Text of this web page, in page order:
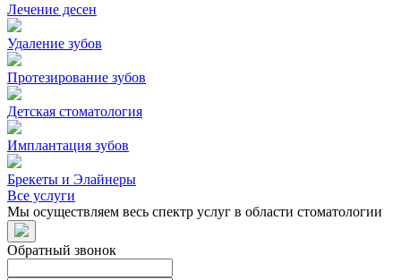
Лечение десен
Удаление зубов
Протезирование зубов
Детская стоматология
Имплантация зубов
Брекеты и Элайнеры
Все услуги
Мы осуществляем весь спектр услуг в области стоматологии
Обратный звонок